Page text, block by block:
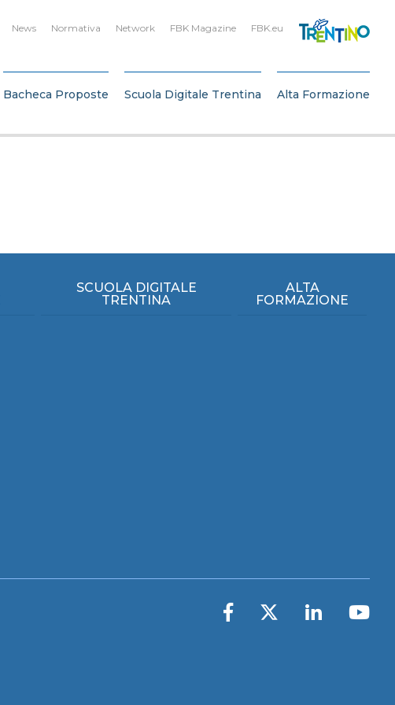
News Normativa Network FBK Magazine FBK.eu
Bacheca Proposte Scuola Digitale Trentina Alta Formazione
SCUOLA DIGITALE
TRENTINA
ALTA
FORMAZIONE